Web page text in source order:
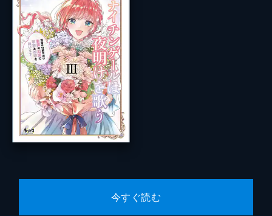
今すぐ読む